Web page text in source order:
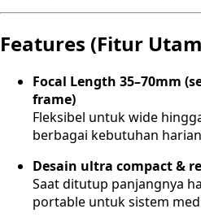
Features (Fitur
Focal Length 35–70mm
frame)
Fleksibel untuk wide
berbagai kebutuhan
Desain ultra compact &
Saat ditutup panjangnya
portable untuk sistem